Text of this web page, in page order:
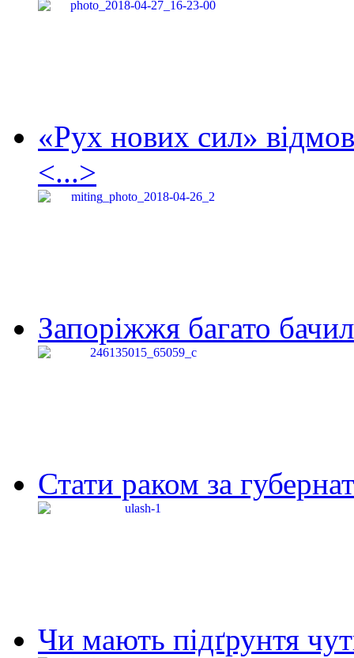
«Рух нових сил»
<...>
Запоріжжя багато
Стати раком за
Чи мають підґрунтя